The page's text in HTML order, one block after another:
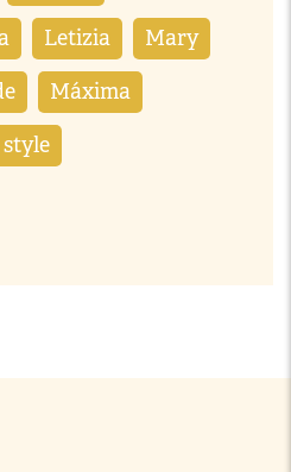
Letizia Mary
Máxima
style